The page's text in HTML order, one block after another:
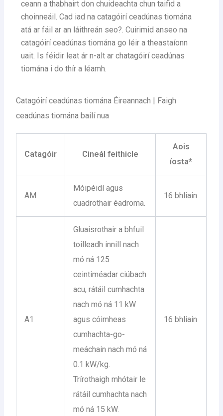
ceann a thabhairt don chuideachta chun taifid a
choinneáil. Cad iad na catagóirí ceadúnas tiomána
atá ar fáil ar an láithreán seo?. Cuirimid anseo na
catagóirí ceadúnas tiomána go léir a theastaíonn
uait. Is féidir leat ár n-alt ar chatagóirí ceadúnas
tiomána i do thír a léamh.
Catagóirí ceadúnas tiomána Éireannach | Faigh
ceadúnas tiomána bailí nua
Catagóir Cineál feithicle
Aois
íosta*
AM
Móipéidí agus
cuadrothair éadroma.
16 bhliain
A1
Gluaisrothair a bhfuil
toilleadh innill nach
mó ná 125
ceintiméadar ciúbach
acu, rátáil cumhachta
nach mó ná 11 kW
agus cóimheas
cumhachta-go-
meáchain nach mó ná
0.1 kW/kg.
Trírothaigh mhótair le
rátáil cumhachta nach
mó ná 15 kW.
16 bhliain